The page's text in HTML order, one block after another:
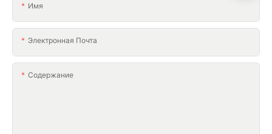
Имя
Электронная Почта
Содержание